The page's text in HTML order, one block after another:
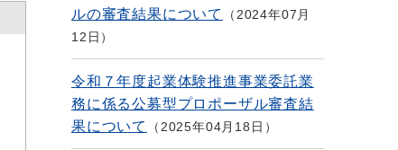
ルの審査結果について
2024年07月
12日
令和７年度起業体験推進事業委託業
務に係る公募型プロポーザル審査結
果について
2025年04月18日